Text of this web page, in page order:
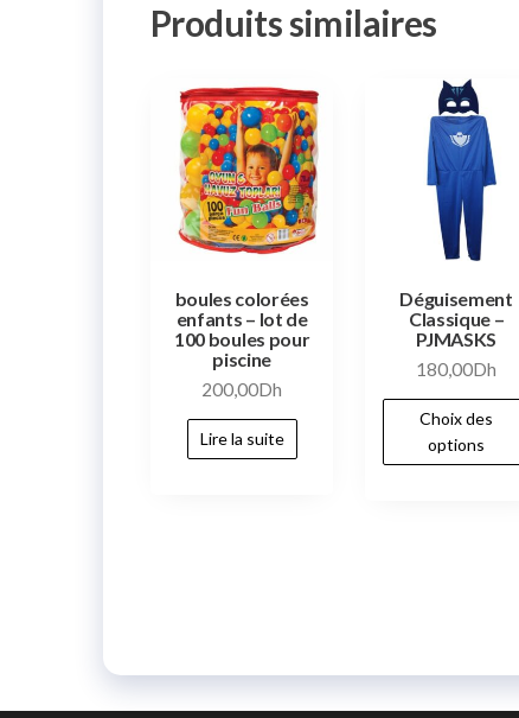
Produits similaires
boules colorées
enfants – lot de
100 boules pour
piscine
200,00Dh
Lire la suite
Déguisement
Classique –
PJMASKS
180,00Dh
Choix des
options